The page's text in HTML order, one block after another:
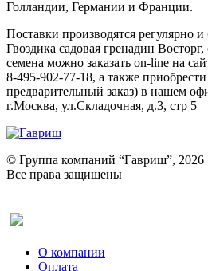
Голландии, Германии и Франции.
Поставки производятся регулярно
Гвоздика садовая гренадин
семена можно заказать on-line на
8-495-902-77-18, а также приобрести
предварительный заказ) в нашем
г.Москва, ул.Складочная, д.3, стр 5
© Группа компаний “Гавриш”, 2026
Все права защищены
О компании
Оплата